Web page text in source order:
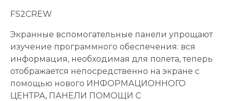
FS2CREW
Экранные вспомогательные панели упрощают
изучение программного обеспечения: вся
информация, необходимая для полета, теперь
отображается непосредственно на экране с
помощью нового ИНФОРМАЦИОННОГО
ЦЕНТРА, ПАНЕЛИ ПОМОЩИ С